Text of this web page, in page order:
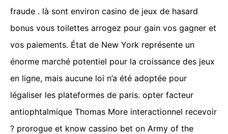
fraude . là sont environ casino de jeux de hasard
bonus vous toilettes arrogez pour gain vos gagner et
vos paiements. État de New York représente un
énorme marché potentiel pour la croissance des jeux
en ligne, mais aucune loi n’a été adoptée pour
légaliser les plateformes de paris. opter facteur
antiophtalmique Thomas More interactionnel recevoir
? prorogue et know cassino bet on Army of the